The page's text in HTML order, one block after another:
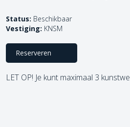
Status: Beschikbaar
Vestiging: KNSM
Reserveren
LET OP! Je kunt maximaal 3